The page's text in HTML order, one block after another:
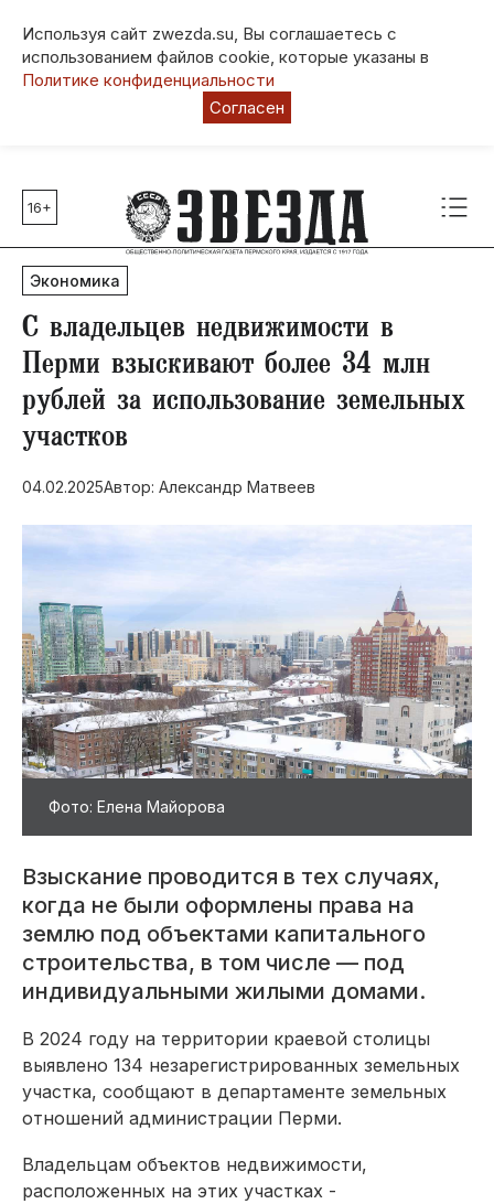
Используя сайт zwezda.su, Вы соглашаетесь с
использованием файлов cookie, которые указаны в
Политике конфиденциальности
Согласен
Главные темы
80 лет Победы
Молодежная столица РФ
СВО
Выборы в Пермском крае
Социальная поддержка
Инфраструктура
Благоустройство
16+
Экономика
С владельцев недвижимости в
Перми взыскивают более 34 млн
рублей за использование земельных
участков
04.02.2025Автор: Александр Матвеев
Фото: Елена Майорова
Взыскание проводится в тех случаях,
когда не были оформлены права на
землю под объектами капитального
строительства, в том числе — под
индивидуальными жилыми домами.
В 2024 году на территории краевой столицы
выявлено 134 незарегистрированных земельных
участка, сообщают в департаменте земельных
отношений администрации Перми.
Владельцам объектов недвижимости,
расположенных на этих участках -